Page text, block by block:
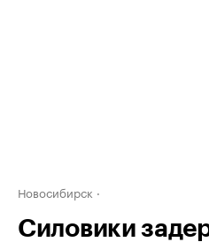
Новосибирск
Силовики